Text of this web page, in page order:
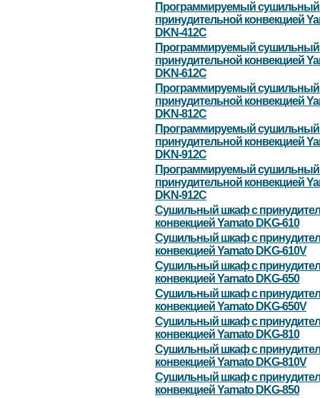
Программируемый
принудительной конвекцией
DKN-412С
Программируемый
принудительной конвекцией
DKN-612С
Программируемый
принудительной конвекцией
DKN-812С
Программируемый
принудительной конвекцией
DKN-912С
Программируемый
принудительной конвекцией
DKN-912С
Сушильный шкаф с
конвекцией Yamato DKG-610
Сушильный шкаф с
конвекцией Yamato DKG-610V
Сушильный шкаф с
конвекцией Yamato DKG-650
Сушильный шкаф с
конвекцией Yamato DKG-650V
Сушильный шкаф с
конвекцией Yamato DKG-810
Сушильный шкаф с
конвекцией Yamato DKG-810V
Сушильный шкаф с
конвекцией Yamato DKG-850